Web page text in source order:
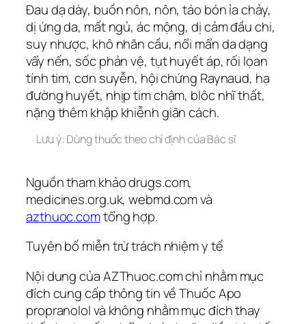
Đau dạ dày, buồn nôn, nôn, táo bón ỉa chảy,
dị ứng da, mất ngủ, ác mộng, dị cảm đầu chi,
suy nhược, khô nhãn cầu, nổi mẩn da dạng
vẩy nến, sốc phản vệ, tụt huyết áp, rối lọan
tính tim, cơn suyễn, hội chứng Raynaud, hạ
đường huyết, nhịp tim chậm, blôc nhĩ thất,
nặng thêm khập khiễnh giãn cách.
Lưu ý: Dùng thuốc theo chỉ định của Bác sĩ
Nguồn tham khảo drugs.com,
medicines.org.uk, webmd.com và
azthuoc.comtổng hợp.
Tuyên bố miễn trừ trách nhiệm y tế
Nội dung của AZThuoc.com chỉ nhằm mục
đích cung cấp thông tin về Thuốc Apo
propranolol và không nhằm mục đích thay